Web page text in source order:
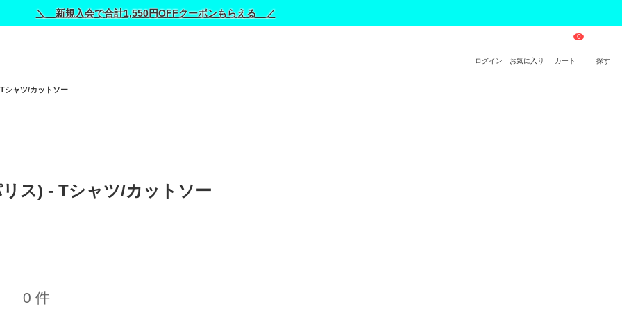
＼ 新規入会で合計1,550円OFFクーポンもらえる ／
ログイン お気に入り カート 探す
Tシャツ/カットソー
ス) - Tシャツ/カットソー
0 件